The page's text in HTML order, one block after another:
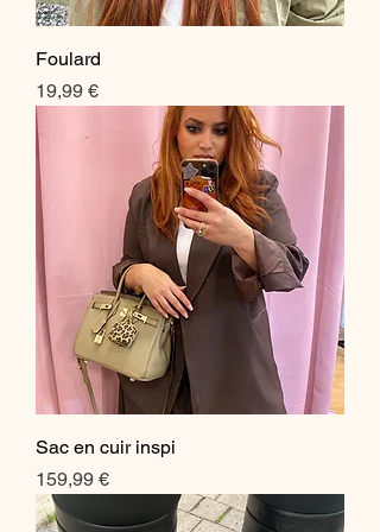
Foulard
Prix
19,99 €
Sac en cuir inspi
Prix
159,99 €